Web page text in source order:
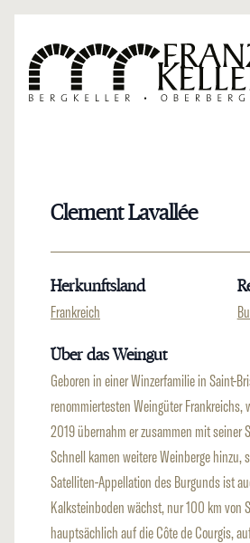
Clement Lavallée
Herkunftsland
Frankreich
Über das Weingut
Geboren in einer Winzerfamilie in Saint-
renommiertesten Weingüter
2019 übernahm er zusammen mit seiner
Schnell kamen weitere Weinberge
Satelliten-Appellation des Burgunds ist
Kalksteinboden wächst, nur 100 km von
hauptsächlich auf die Côte de Courgis,